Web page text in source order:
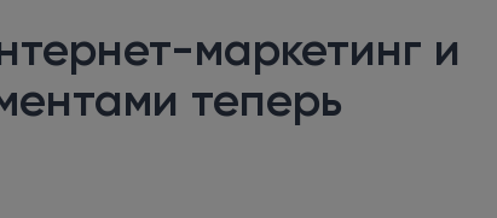
маркетинг и
теперь